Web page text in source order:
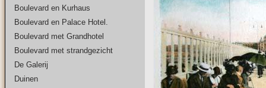
Boulevard en Kurhaus
Boulevard en Palace Hotel.
Boulevard met Grandhotel
Boulevard met strandgezicht
De Galerij
Duinen